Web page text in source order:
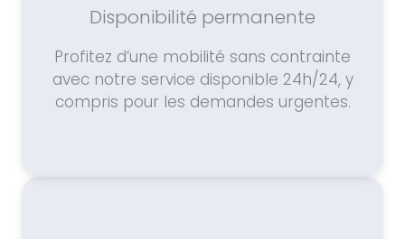
Disponibilité permanente
Profitez d’une mobilité sans contrainte
avec notre service disponible 24h/24, y
compris pour les demandes urgentes.